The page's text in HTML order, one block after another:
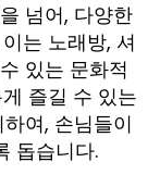
넘어, 다양한
는 노래방, 셔
있는 문화적
즐길 수 있는
여, 손님들이
돕습니다.